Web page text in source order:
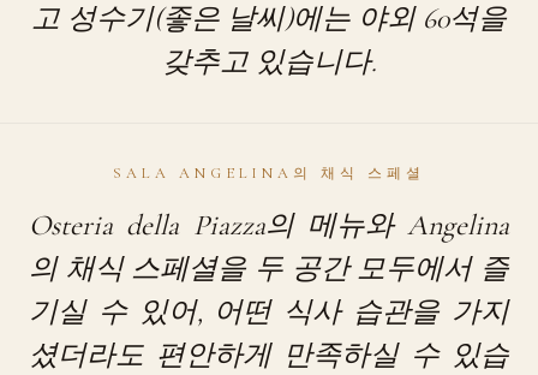
고 성수기(좋은 날씨)에는 야외 60석을
갖추고 있습니다.
SALA ANGELINA의 채식 스페셜
Osteria della Piazza의 메뉴와 Angelina
의 채식 스페셜을 두 공간 모두에서 즐
기실 수 있어, 어떤 식사 습관을 가지
셨더라도 편안하게 만족하실 수 있습